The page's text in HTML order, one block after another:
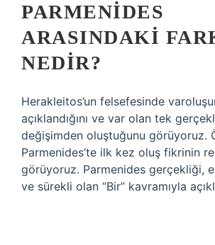
PARMENIDES
ARASINDAKI
NEDIR?
Herakleitos’un felsefesinde
açıklandığını ve var olan tek
değişimden oluştuğunu görüyoruz.
Parmenides’te ilk kez oluş fikrinin
görüyoruz. Parmenides gerçekliği,
ve sürekli olan “Bir” kavramıyla